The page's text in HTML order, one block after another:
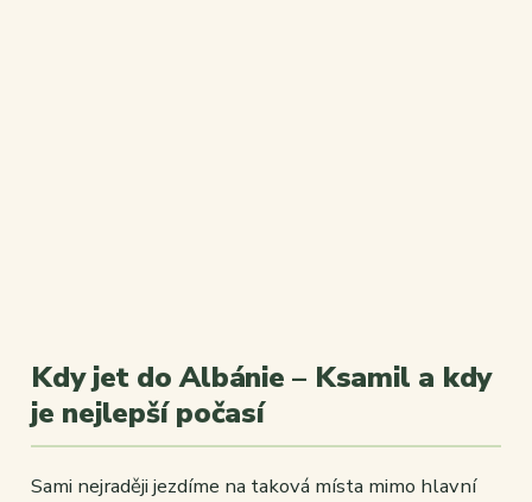
Kdy jet do Albánie – Ksamil a kdy
je nejlepší počasí
Sami nejraději jezdíme na taková místa mimo hlavní